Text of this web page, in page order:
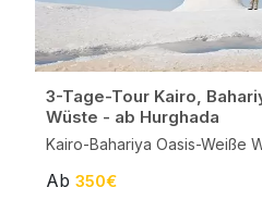
3-Tage-Tour Kairo,
Wüste - ab Hurghada
Kairo-Bahariya Oasis-Weiße
Ab 350€